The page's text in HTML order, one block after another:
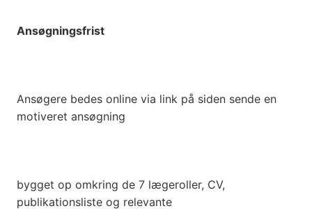
Ansøgningsfrist
Ansøgere bedes online via link på siden sende en
motiveret ansøgning
bygget op omkring de 7 lægeroller, CV,
publikationsliste og relevante